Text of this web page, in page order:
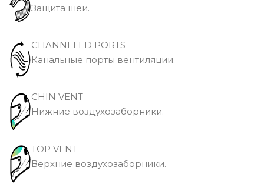
Защита шеи.
CHANNELED PORTS
Канальные порты вентиляции.
CHIN VENT
Нижние воздухозаборники.
TOP VENT
Верхние воздухозаборники.